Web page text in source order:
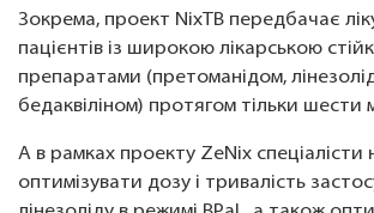
Зокрема, проект NixTB передбачає
пацієнтів із широкою лікарською
препаратами (претоманідом,
бедаквіліном) протягом тільки шести
А в рамках проекту ZeNix спеціалісти
оптимізувати дозу і тривалість